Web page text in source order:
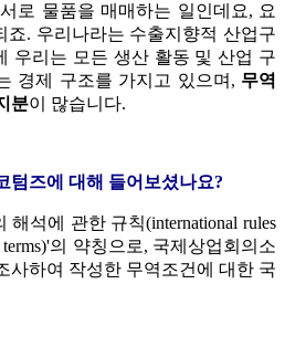
로 물품을 매매하는 일인데요, 요
죠. 우리나라는 수출지향적 산업구
우리는 모든 생산 활동 및 산업 구
경제 구조를 가지고 있으며, 무역
분이 많습니다.
텀즈에 대해 들어보셨나요?
석에 관한 규칙(international rules
terms)'의 약칭으로, 국제상업회의소
사하여 작성한 무역조건에 대한 국